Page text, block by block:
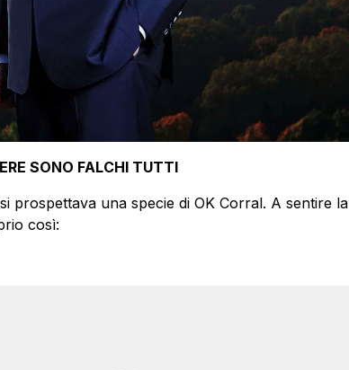
SONO FALCHI TUTTI
prospettava una specie di OK Corral. A sentire la
così: